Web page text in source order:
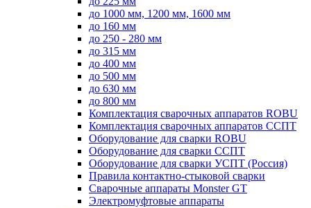
до 1000 мм, 1200 мм, 1600 мм
до 160 мм
до 250 - 280 мм
до 315 мм
до 400 мм
до 500 мм
до 630 мм
до 800 мм
Комплектация сварочных аппаратов ROBU
Комплектация сварочных аппаратов ССПТ
Оборудование для сварки ROBU
Оборудование для сварки ССПТ
Оборудование для сварки УСПТ (Россия)
Правила контактно-стыковой сварки
Сварочные аппараты Monster GT
Электромуфтовые аппараты